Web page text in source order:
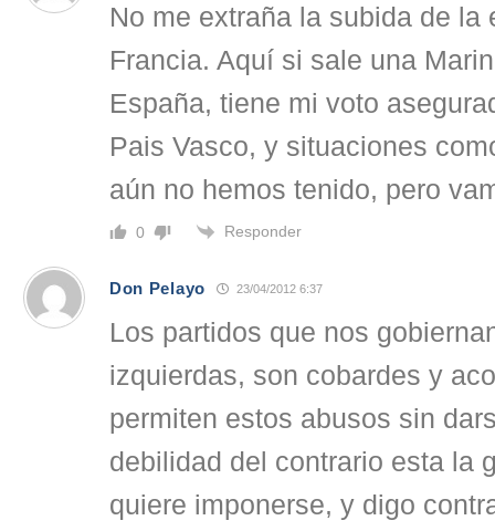
No me extraña la subida de la
Francia. Aquí si sale una
España, tiene mi voto
Pais Vasco, y situaciones
aún no hemos tenido, pero
0 Responder
Don Pelayo 23/04/2012 6:37
Los partidos que nos
izquierdas, son cobardes y
permiten estos abusos sin
debilidad del contrario esta la
quiere imponerse, y digo